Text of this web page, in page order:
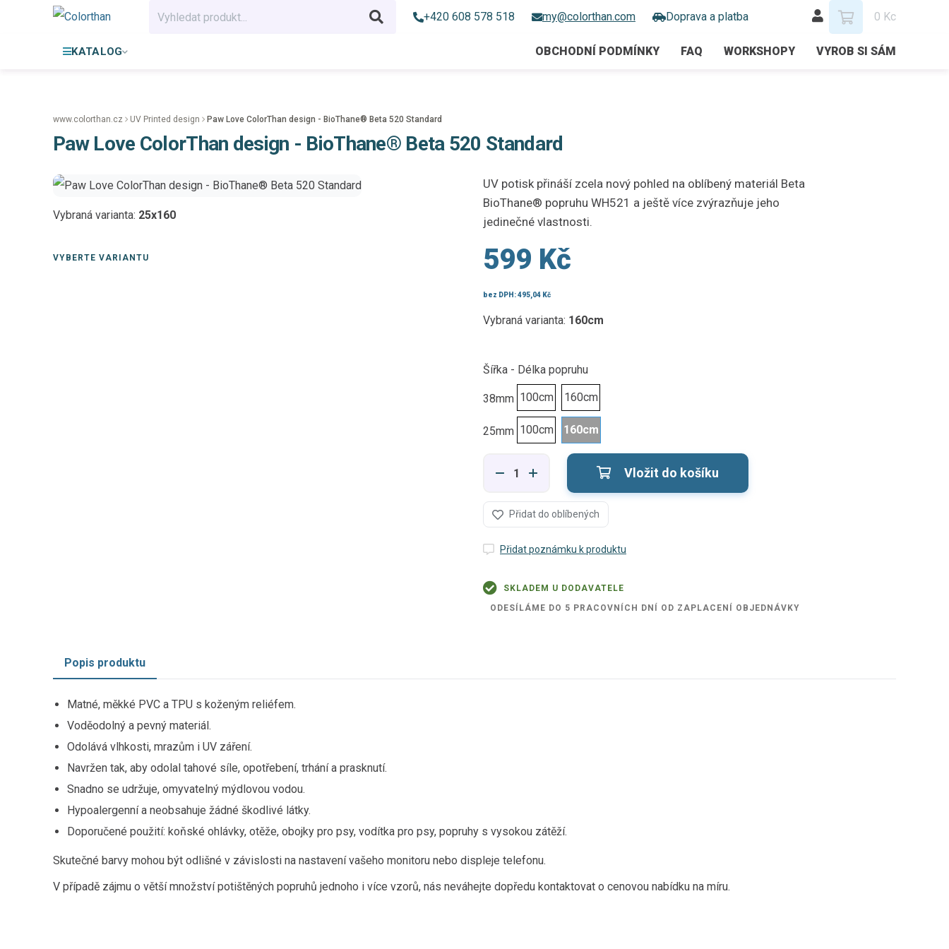
+420 608 578 518 my@colorthan.com Doprava a platba 0 Kc
KATALOG OBCHODNÍ PODMÍNKY FAQ WORKSHOPY VYROB SI SÁM
www.colorthan.cz UV Printed design Paw Love ColorThan design - BioThane® Beta 520 Standard
Paw Love ColorThan design - BioThane® Beta 520 Standard
Vybraná varianta: 25x160
VYBERTE VARIANTU
UV potisk přináší zcela nový pohled na oblíbený materiál Beta
BioThane® popruhu WH521 a ještě více zvýrazňuje jeho
jedinečné vlastnosti.
599 Kč
bez DPH:495,04 Kč
Vybraná varianta: 160cm
Šířka - Délka popruhu
38mm 100cm 160cm
25mm 100cm 160cm
Vložit do košíku
Přidat do oblíbených
Přidat poznámku k produktu
SKLADEM U DODAVATELE
ODESÍLÁME DO 5 PRACOVNÍCH DNÍ OD ZAPLACENÍ OBJEDNÁVKY
Popis produktu
Matné, měkké PVC a TPU s koženým reliéfem.
Voděodolný a pevný materiál.
Odolává vlhkosti, mrazům i UV záření.
Navržen tak, aby odolal tahové síle, opotřebení, trhání a prasknutí.
Snadno se udržuje, omyvatelný mýdlovou vodou.
Hypoalergenní a neobsahuje žádné škodlivé látky.
Doporučené použití: koňské ohlávky, otěže, obojky pro psy, vodítka pro psy, popruhy s vysokou zátěží.
Skutečné barvy mohou být odlišné v závislosti na nastavení vašeho monitoru nebo displeje telefonu.
V případě zájmu o větší množství potištěných popruhů jednoho i více vzorů, nás neváhejte dopředu kontaktovat o cenovou nabídku na míru.